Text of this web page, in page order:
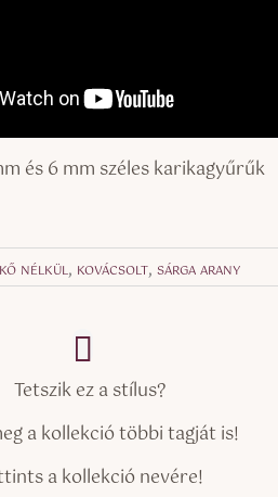
és 6 mm széles karikagyűrűk
kő nélkül, kovácsolt,sárga arany
Tetszik ez a stílus?
a kollekció többi tagját is!
a kollekció nevére!